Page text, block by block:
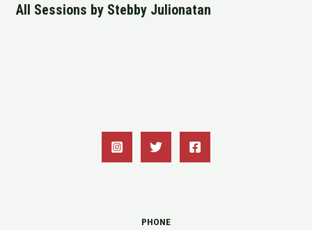
All Sessions by Stebby Julionatan
PHONE